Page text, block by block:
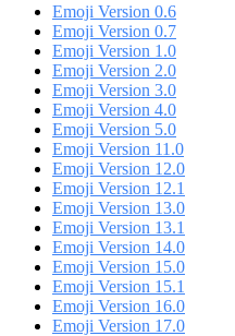
Emoji Version 0.6
Emoji Version 0.7
Emoji Version 1.0
Emoji Version 2.0
Emoji Version 3.0
Emoji Version 4.0
Emoji Version 5.0
Emoji Version 11.0
Emoji Version 12.0
Emoji Version 12.1
Emoji Version 13.0
Emoji Version 13.1
Emoji Version 14.0
Emoji Version 15.0
Emoji Version 15.1
Emoji Version 16.0
Emoji Version 17.0